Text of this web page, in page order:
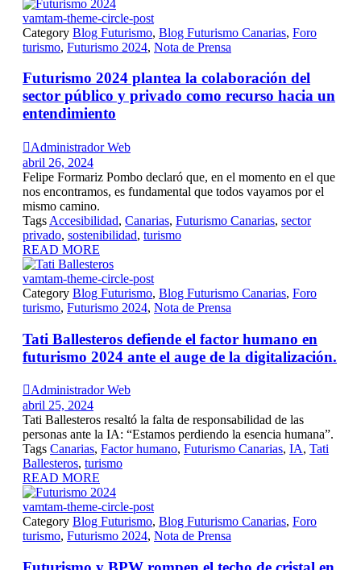
vamtam-theme-circle-post
Category Blog Futurismo, Blog Futurismo Canarias, Foro
turismo, Futurismo 2024, Nota de Prensa
Futurismo 2024 plantea la colaboración del
sector público y privado como recurso hacia un
entendimiento
Administrador Web
abril 26, 2024
Felipe Formariz Pombo declaró que, en el momento en el que
nos encontramos, es fundamental que todos vayamos por el
mismo camino.
Tags Accesibilidad, Canarias, Futurismo Canarias, sector
privado, sostenibilidad, turismo
READ MORE
vamtam-theme-circle-post
Category Blog Futurismo, Blog Futurismo Canarias, Foro
turismo, Futurismo 2024, Nota de Prensa
Tati Ballesteros defiende el factor humano en
futurismo 2024 ante el auge de la digitalización.
Administrador Web
abril 25, 2024
Tati Ballesteros resaltó la falta de responsabilidad de las
personas ante la IA: “Estamos perdiendo la esencia humana”.
Tags Canarias, Factor humano, Futurismo Canarias, IA, Tati
Ballesteros, turismo
READ MORE
vamtam-theme-circle-post
Category Blog Futurismo, Blog Futurismo Canarias, Foro
turismo, Futurismo 2024, Nota de Prensa